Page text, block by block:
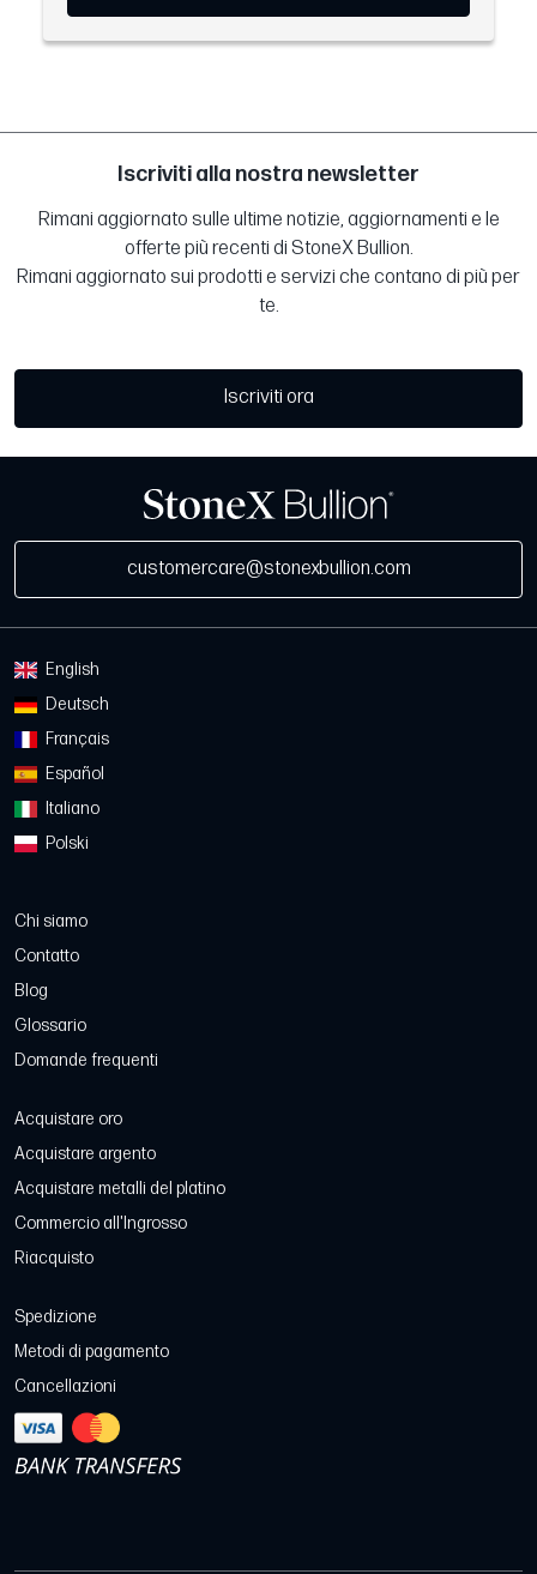
Iscriviti alla nostra newsletter
Rimani aggiornato sulle ultime notizie, aggiornamenti e le
offerte più recenti di StoneX Bullion.
Rimani aggiornato sui prodotti e servizi che contano di più per
te.
Iscriviti ora
customercare@stonexbullion.com
English
Deutsch
Français
Español
Italiano
Polski
Chi siamo
Contatto
Blog
Glossario
Domande frequenti
Acquistare oro
Acquistare argento
Acquistare metalli del platino
Commercio all'Ingrosso
Riacquisto
Spedizione
Metodi di pagamento
Cancellazioni